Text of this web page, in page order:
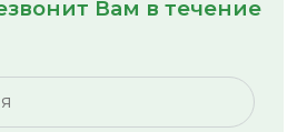
Вам в течение